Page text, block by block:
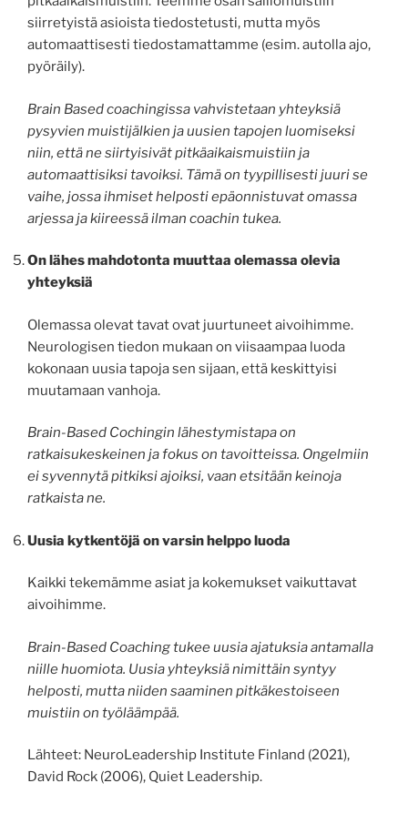
siirretyistä asioista tiedostetusti, mutta myös
automaattisesti tiedostamattamme (esim. autolla ajo,
pyöräily).
Brain Based coachingissa vahvistetaan yhteyksiä
pysyvien muistijälkien ja uusien tapojen luomiseksi
niin, että ne siirtyisivät pitkäaikaismuistiin ja
automaattisiksi tavoiksi. Tämä on tyypillisesti juuri se
vaihe, jossa ihmiset helposti epäonnistuvat omassa
arjessa ja kiireessä ilman coachin tukea.
On lähes mahdotonta muuttaa olemassa olevia
yhteyksiä
Olemassa olevat tavat ovat juurtuneet aivoihimme.
Neurologisen tiedon mukaan on viisaampaa luoda
kokonaan uusia tapoja sen sijaan, että keskittyisi
muutamaan vanhoja.
Brain-Based Cochingin lähestymistapa on
ratkaisukeskeinen ja fokus on tavoitteissa. Ongelmiin
ei syvennytä pitkiksi ajoiksi, vaan etsitään keinoja
ratkaista ne.
Uusia kytkentöjä on varsin helppo luoda
Kaikki tekemämme asiat ja kokemukset vaikuttavat
aivoihimme.
Brain-Based Coaching tukee uusia ajatuksia antamalla
niille huomiota. Uusia yhteyksiä nimittäin syntyy
helposti, mutta niiden saaminen pitkäkestoiseen
muistiin on työläämpää.
Lähteet: NeuroLeadership Institute Finland (2021),
David Rock (2006), Quiet Leadership.